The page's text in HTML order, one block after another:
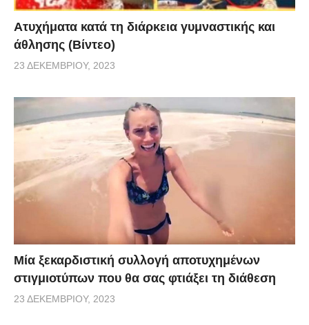
Aτυχήματα κατά τη διάρκεια γυμναστικής και
άθλησης (Βίντεο)
23 ΔΕΚΕΜΒΡΊΟΥ, 2023
Μία ξεκαρδιστική συλλογή αποτυχημένων
στιγμιοτύπων που θα σας φτιάξει τη διάθεση
23 ΔΕΚΕΜΒΡΊΟΥ, 2023